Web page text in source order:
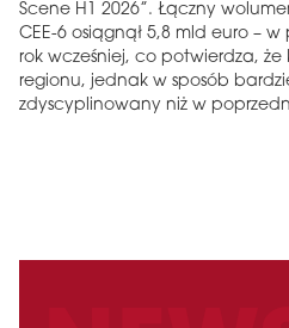
Scene H1 2026”. Łączny
CEE-6 osiągnął 5,8 mld euro –
rok wcześniej, co potwierdza,
regionu, jednak w sposób
zdyscyplinowany niż w